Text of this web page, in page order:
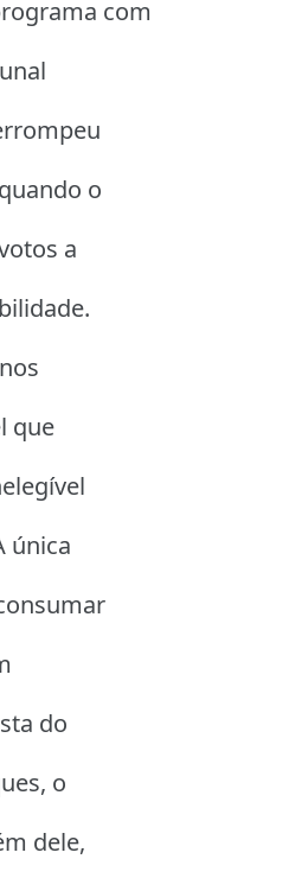
com
o
a
que
única
do
o
dele,